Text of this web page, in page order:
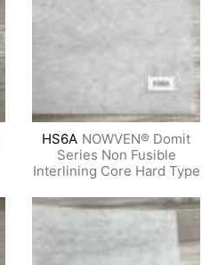
HS6A NOWVEN® Domit
Series Non Fusible
Interlining Core Hard Type